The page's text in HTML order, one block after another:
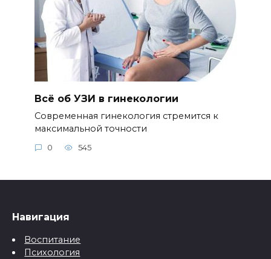
Всё об УЗИ в гинекологии
Современная гинекология стремится к
максимальной точности
0 545
Навигация
Воспитание
Психология